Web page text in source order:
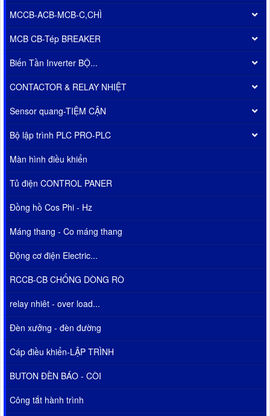
MCCB-ACB-MCB-C,CHÌ
MCB CB-Tép BREAKER
Biến Tần Inverter BỘ...
CONTACTOR & RELAY NHIỆT
Sensor quang-TIỆM CẬN
Bộ lập trình PLC PRO-PLC
Màn hình điều khiển
Tủ điện CONTROL PANER
Đồng hồ Cos Phi - Hz
Máng thang - Co máng thang
Động cơ điện Electric...
RCCB-CB CHỐNG DÒNG RÒ
relay nhiêt - over load...
Đèn xưởng - đèn đường
Cáp điều khiển-LẬP TRÌNH
BUTON ĐÈN BÁO - CÒI
Công tắt hành trình